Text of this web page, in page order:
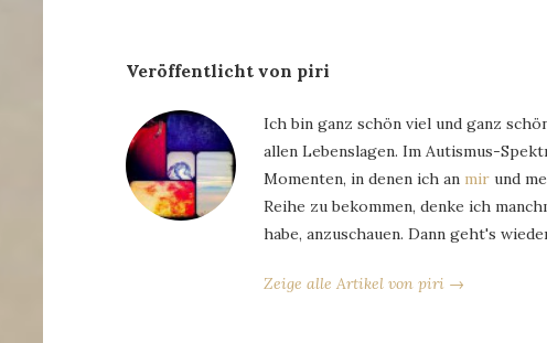
Veröffentlicht von piri
Ich bin ganz schön viel und ganz
allen Lebenslagen. Im Autismus-
Momenten, in denen ich an mir und
Reihe zu bekommen, denke ich
habe, anzuschauen. Dann geht's
Zeige alle Artikel von piri →